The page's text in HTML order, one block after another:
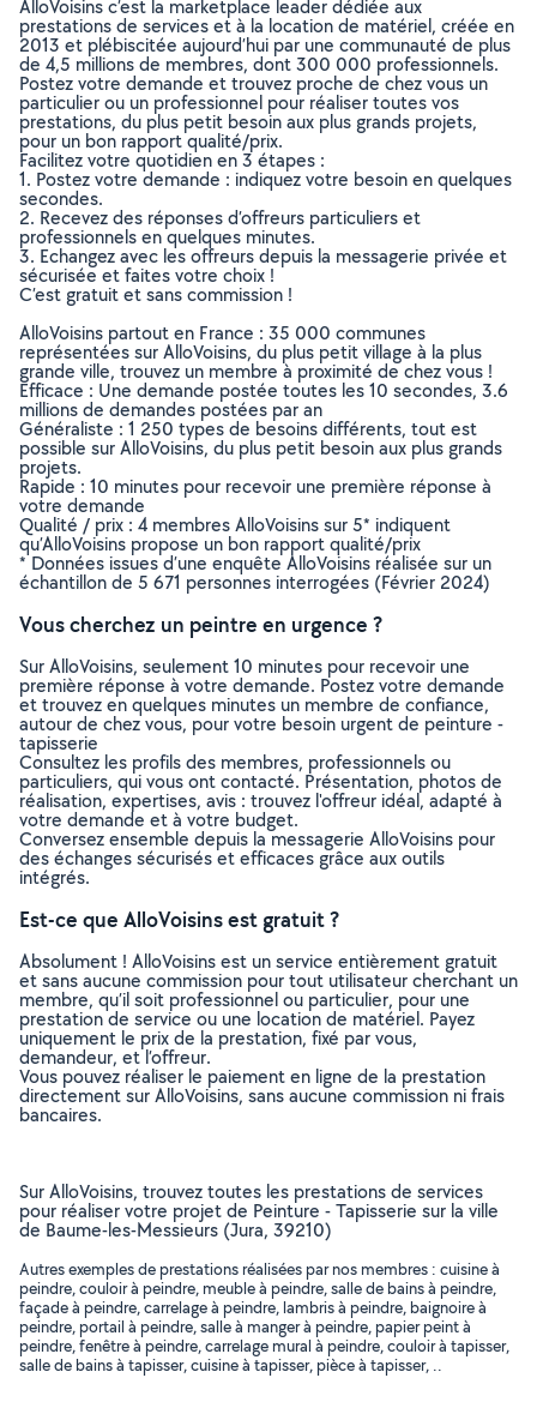
AlloVoisins c’est la marketplace leader dédiée aux
prestations de services et à la location de matériel, créée en
2013 et plébiscitée aujourd’hui par une communauté de plus
de 4,5 millions de membres, dont 300 000 professionnels.
Postez votre demande et trouvez proche de chez vous un
particulier ou un professionnel pour réaliser toutes vos
prestations, du plus petit besoin aux plus grands projets,
pour un bon rapport qualité/prix.
Facilitez votre quotidien en 3 étapes :
1. Postez votre demande : indiquez votre besoin en quelques
secondes.
2. Recevez des réponses d’offreurs particuliers et
professionnels en quelques minutes.
3. Echangez avec les offreurs depuis la messagerie privée et
sécurisée et faites votre choix !
C’est gratuit et sans commission !
AlloVoisins partout en France : 35 000 communes
représentées sur AlloVoisins, du plus petit village à la plus
grande ville, trouvez un membre à proximité de chez vous !
Efficace : Une demande postée toutes les 10 secondes, 3.6
millions de demandes postées par an
Généraliste : 1 250 types de besoins différents, tout est
possible sur AlloVoisins, du plus petit besoin aux plus grands
projets.
Rapide : 10 minutes pour recevoir une première réponse à
votre demande
Qualité / prix : 4 membres AlloVoisins sur 5* indiquent
qu’AlloVoisins propose un bon rapport qualité/prix
* Données issues d’une enquête AlloVoisins réalisée sur un
échantillon de 5 671 personnes interrogées (Février 2024)
Vous cherchez un peintre en urgence ?
Sur AlloVoisins, seulement 10 minutes pour recevoir une
première réponse à votre demande. Postez votre demande
et trouvez en quelques minutes un membre de confiance,
autour de chez vous, pour votre besoin urgent de peinture -
tapisserie
Consultez les profils des membres, professionnels ou
particuliers, qui vous ont contacté. Présentation, photos de
réalisation, expertises, avis : trouvez l'offreur idéal, adapté à
votre demande et à votre budget.
Conversez ensemble depuis la messagerie AlloVoisins pour
des échanges sécurisés et efficaces grâce aux outils
intégrés.
Est-ce que AlloVoisins est gratuit ?
Absolument ! AlloVoisins est un service entièrement gratuit
et sans aucune commission pour tout utilisateur cherchant un
membre, qu’il soit professionnel ou particulier, pour une
prestation de service ou une location de matériel. Payez
uniquement le prix de la prestation, fixé par vous,
demandeur, et l’offreur.
Vous pouvez réaliser le paiement en ligne de la prestation
directement sur AlloVoisins, sans aucune commission ni frais
bancaires.
Sur AlloVoisins, trouvez toutes les prestations de services
pour réaliser votre projet de Peinture - Tapisserie sur la ville
de Baume-les-Messieurs (Jura, 39210)
Autres exemples de prestations réalisées par nos membres : cuisine à
peindre, couloir à peindre, meuble à peindre, salle de bains à peindre,
façade à peindre, carrelage à peindre, lambris à peindre, baignoire à
peindre, portail à peindre, salle à manger à peindre, papier peint à
peindre, fenêtre à peindre, carrelage mural à peindre, couloir à tapisser,
salle de bains à tapisser, cuisine à tapisser, pièce à tapisser, ..